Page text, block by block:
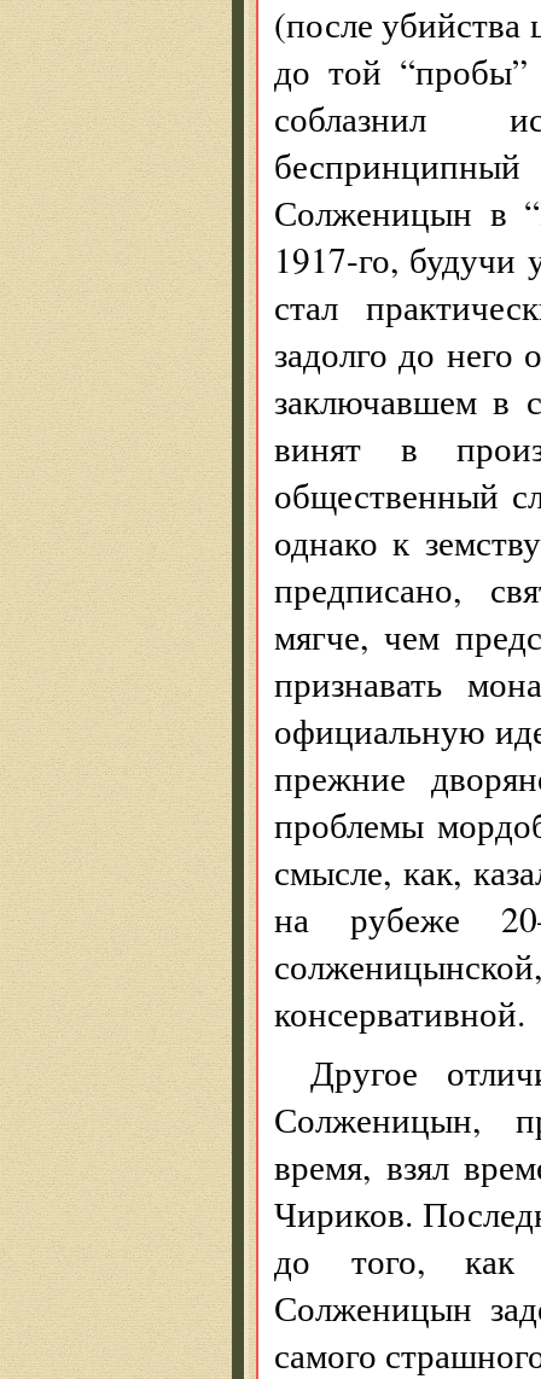
(после
до той
соблазнил
Солженицын в
1917-го,
стал
задолго до него
заключавшем в
винят в
общественный
однако к
предписано,
мягче, чем
признавать
официальную
прежние
проблемы
смысле, как,
на рубеже
консервативной.
Другое
Солженицын,
время, взял
Чириков.
до того, как
Солженицын
самого